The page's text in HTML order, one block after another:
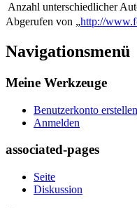
Anzahl unterschiedlicher
Abgerufen von „http://
Navigationsmenü
Meine Werkzeuge
Benutzerkonto erstellen
Anmelden
associated-pages
Seite
Diskussion